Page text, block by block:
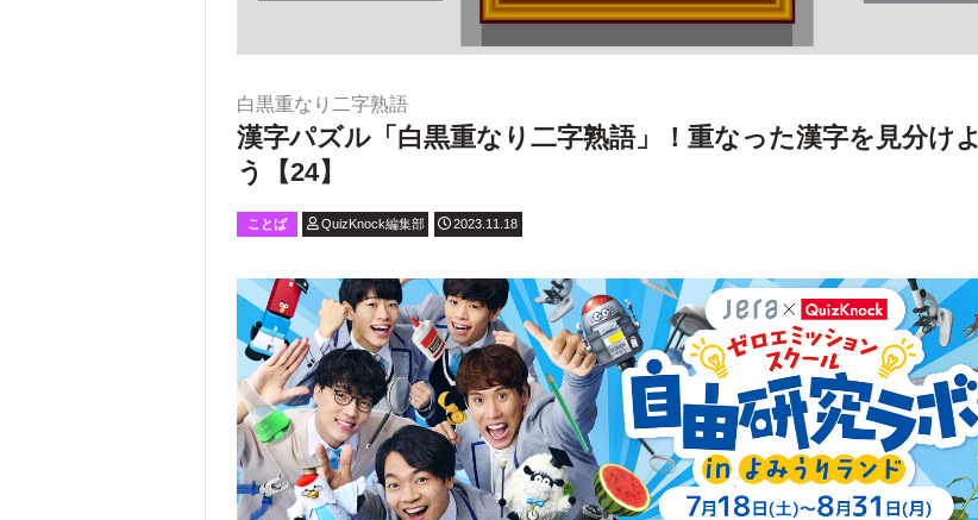
白黒重なり二字熟語
漢字パズル「白黒重なり二字熟語」！重なった漢字を見分けよ
う【24】
ことば QuizKnock編集部 2023.11.18